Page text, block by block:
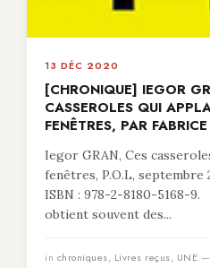
13 DÉC 2020
[CHRONIQUE] IEGOR
CASSEROLES QUI
FENÊTRES, PAR
Iegor GRAN, Ces
fenêtres, P.O.L, septembre
ISBN : 978-2-8180-5168-
obtient souvent des...
in chroniques, Livres reçus, UNE